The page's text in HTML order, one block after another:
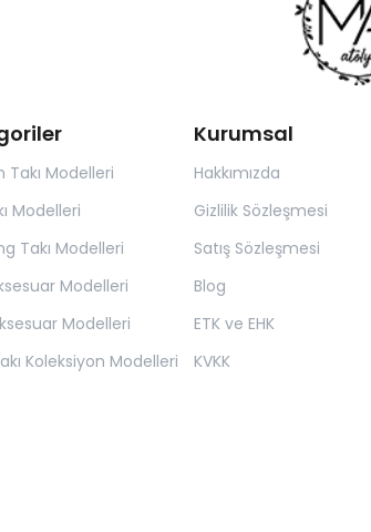
Takı Modelleri
Modelleri
Takı Modelleri
Modelleri
Modelleri
Koleksiyon Modelleri
Kurumsal
Hakkımızda
Gizlilik Sözleşmesi
Satış Sözleşmesi
Blog
ETK ve EHK
KVKK